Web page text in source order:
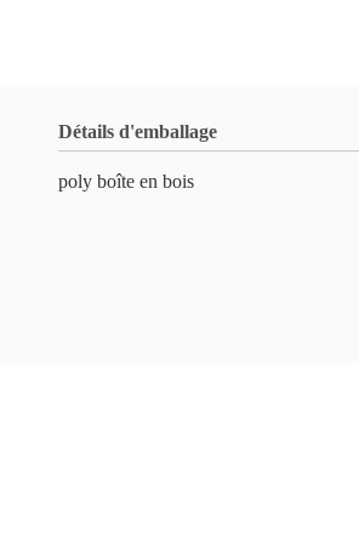
Détails d'emballage
poly boîte en bois